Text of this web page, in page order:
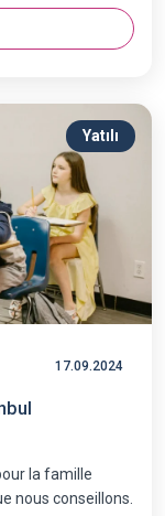
Yatılı
17.09.2024
la famille
nous conseillons.